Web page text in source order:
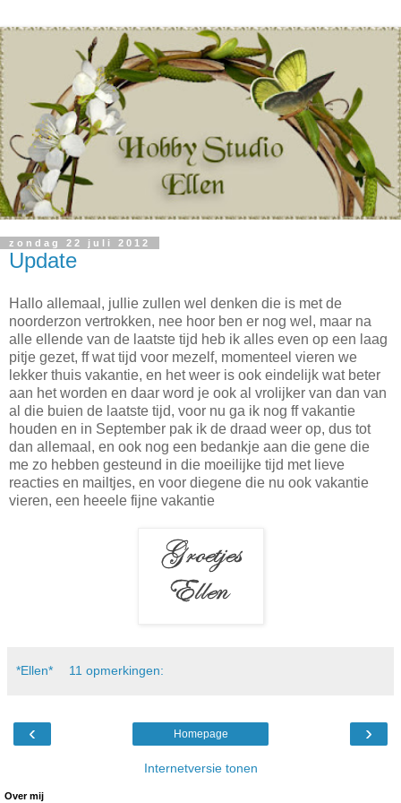
zondag 22 juli 2012
Update
Hallo allemaal, jullie zullen wel denken die is met de
noorderzon vertrokken, nee hoor ben er nog wel, maar na
alle ellende van de laatste tijd heb ik alles even op een laag
pitje gezet, ff wat tijd voor mezelf, momenteel vieren we
lekker thuis vakantie, en het weer is ook eindelijk wat beter
aan het worden en daar word je ook al vrolijker van dan van
al die buien de laatste tijd, voor nu ga ik nog ff vakantie
houden en in September pak ik de draad weer op, dus tot
dan allemaal, en ook nog een bedankje aan die gene die
me zo hebben gesteund in die moeilijke tijd met lieve
reacties en mailtjes, en voor diegene die nu ook vakantie
vieren, een heeele fijne vakantie
*Ellen* 11 opmerkingen:
‹ ›
Homepage
Internetversie tonen
Over mij